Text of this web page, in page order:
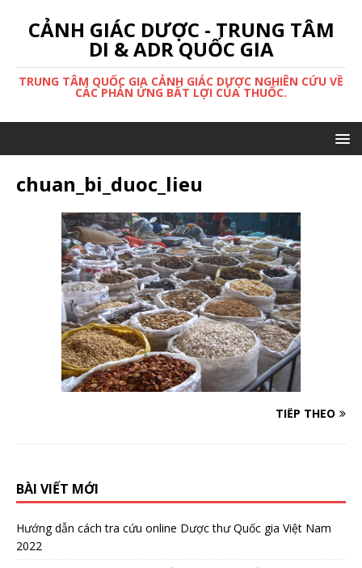
CẢNH GIÁC DƯỢC - TRUNG TÂM
DI & ADR QUỐC GIA
TRUNG TÂM QUỐC GIA CẢNH GIÁC DƯỢC NGHIÊN CỨU VỀ
CÁC PHẢN ỨNG BẤT LỢI CỦA THUỐC.
chuan_bi_duoc_lieu
TIẾP THEO
BÀI VIẾT MỚI
Hướng dẫn cách tra cứu online Dược thư Quốc gia Việt Nam
2022